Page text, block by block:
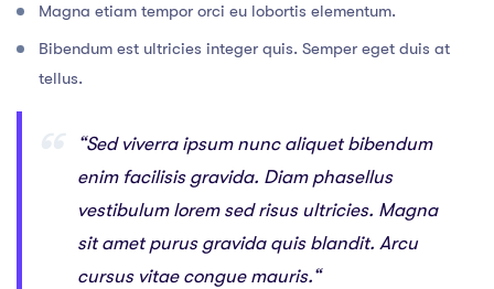
Magna etiam tempor orci eu lobortis elementum.
Bibendum est ultricies integer quis. Semper eget duis at
tellus.
“Sed viverra ipsum nunc aliquet bibendum
enim facilisis gravida. Diam phasellus
vestibulum lorem sed risus ultricies. Magna
sit amet purus gravida quis blandit. Arcu
cursus vitae congue mauris.“